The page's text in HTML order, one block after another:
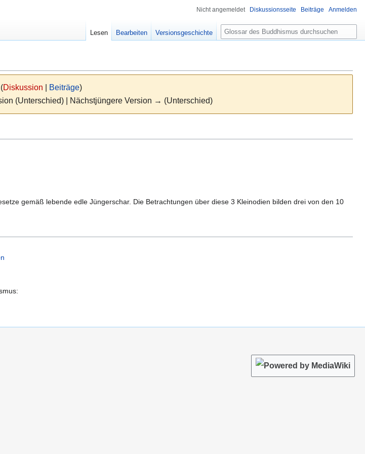
(Diskussion Beiträge)
(Unterschied) | Nächstjüngere Version → (Unterschied)
gemäß lebende edle Jüngerschar. Die Betrachtungen über diese 3 Kleinodien bilden drei von den 10
Nicht angemeldet Diskussionsseite Beiträge Anmelden
Lesen Bearbeiten Versionsgeschichte
S
u
e